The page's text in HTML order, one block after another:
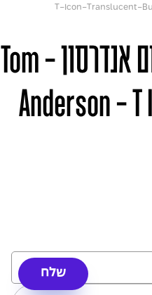
T-Icon-Translucent-
גיטרה חשמלית טום אנדרסון - Tom
Anderson -